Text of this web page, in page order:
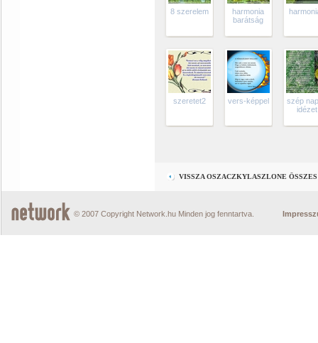
8 szerelem
harmonia
barátság
szeretet2 vers-képpel
szép
idézet
VISSZA OSZACZKYLASZLONE
© 2007 Copyright Network.hu Minden jog fenntartva.